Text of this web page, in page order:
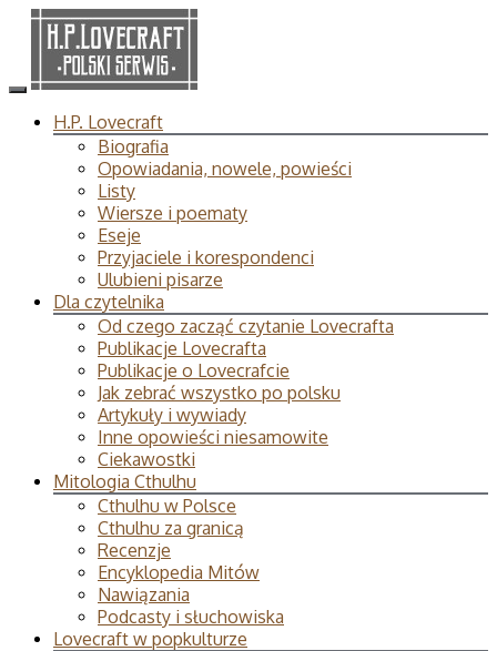
H.P. Lovecraft
Biografia
Opowiadania, nowele, powieści
Listy
Wiersze i poematy
Eseje
Przyjaciele i korespondenci
Ulubieni pisarze
Dla czytelnika
Od czego zacząć czytanie Lovecrafta
Publikacje Lovecrafta
Publikacje o Lovecrafcie
Jak zebrać wszystko po polsku
Artykuły i wywiady
Inne opowieści niesamowite
Ciekawostki
Mitologia Cthulhu
Cthulhu w Polsce
Cthulhu za granicą
Recenzje
Encyklopedia Mitów
Nawiązania
Podcasty i słuchowiska
Lovecraft w popkulturze